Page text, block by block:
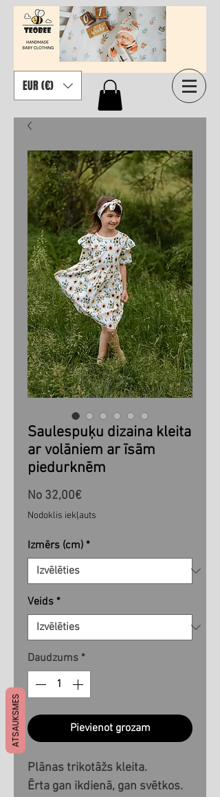
EUR (€)
Saulespuķu dizaina kleita
ar volāniem ar īsām
piedurknēm
No 32,00€Izpārdošanas
cena
Nodoklis iekļauts
Izmērs (cm) *
Veids *
Daudzums *
Pievienot grozam
Plānas trikotāžs kleita.
Ērta gan ikdienā, gan svētkos.
ATSAUKSMES